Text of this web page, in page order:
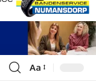
Lettergrootte
Aa